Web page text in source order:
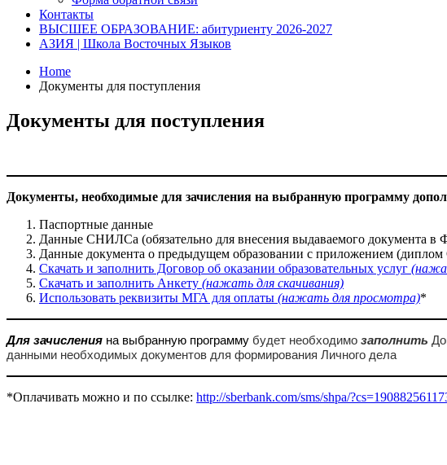
Контакты
ВЫСШЕЕ ОБРАЗОВАНИЕ: абитуриенту 2026-2027
АЗИЯ | Школа Восточных Языков
Home
Документы для поступления
Документы для поступления
Документы, необходимые для зачисления на выбранную программу
Паспортные данные
Данные СНИЛСа (обязательно для внесения выдаваемого документа
Данные документа о предыдущем образовании с приложением
Скачать и заполнить Договор об оказании образовательных услуг
Скачать и заполнить Анкету (нажать для скачивания)
Использовать реквизиты МГА для оплаты (нажать для просмотра)*
Для зачисления на выбранную программу будет необходимо заполнить
данными необходимых документов для формирования Личного дела
*Оплачивать можно и по ссылке: http://sberbank.com/sms/shpa/